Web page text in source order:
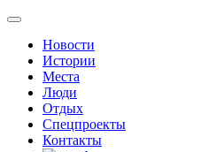
Новости
Истории
Места
Люди
Отдых
Спецпроекты
Контакты